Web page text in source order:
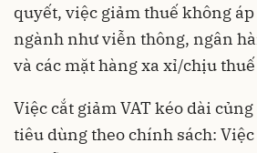
quyết, việc giảm thuế không
ngành như viễn thông, ngân
và các mặt hàng xa xỉ/chịu
Việc cắt giảm VAT kéo dài
tiêu dùng theo chính sách: